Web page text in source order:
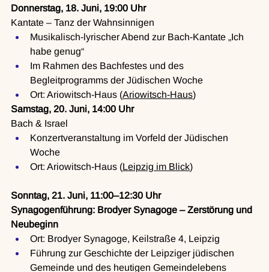
Donnerstag, 18. Juni, 19:00 Uhr
Kantate – Tanz der Wahnsinnigen
Musikalisch-lyrischer Abend zur Bach-Kantate „Ich
habe genug“
Im Rahmen des Bachfestes und des
Begleitprogramms der Jüdischen Woche
Ort: Ariowitsch-Haus (Ariowitsch-Haus)
Samstag, 20. Juni, 14:00 Uhr
Bach & Israel
Konzertveranstaltung im Vorfeld der Jüdischen
Woche
Ort: Ariowitsch-Haus (Leipzig im Blick)
Sonntag, 21. Juni, 11:00–12:30 Uhr
Synagogenführung: Brodyer Synagoge – Zerstörung und
Neubeginn
Ort: Brodyer Synagoge, Keilstraße 4, Leipzig
Führung zur Geschichte der Leipziger jüdischen
Gemeinde und des heutigen Gemeindelebens